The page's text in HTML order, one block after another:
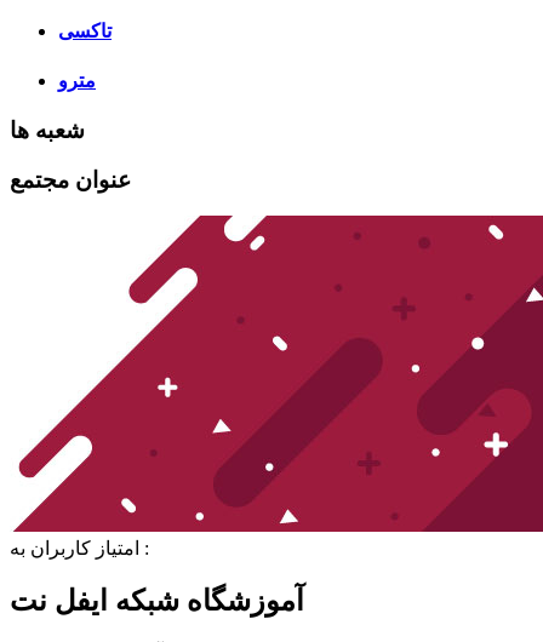
تاکسی
مترو
شعبه ها
عنوان مجتمع
امتیاز کاربران به :
آموزشگاه شبکه ایفل نت